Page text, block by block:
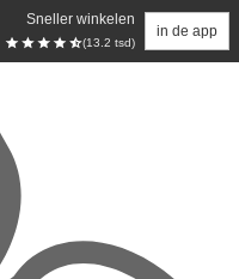
Sneller winkelen
(13.2 tsd)
in de app